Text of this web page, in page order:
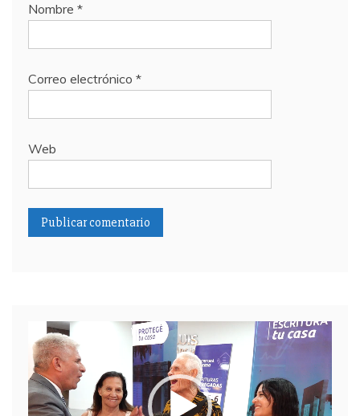
Nombre *
Correo electrónico *
Web
Reproductor
de
video